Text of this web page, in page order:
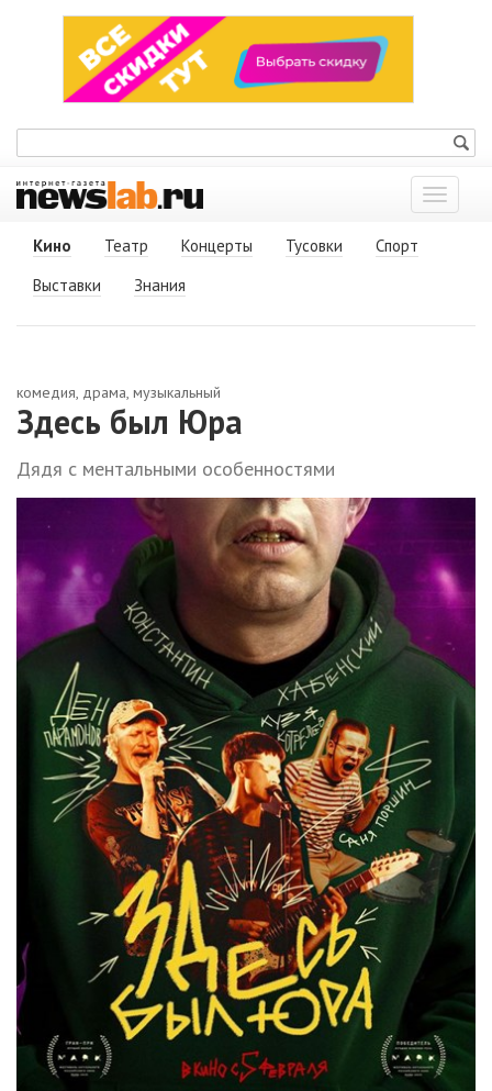
Показать
меню
Кино
Театр Концерты Тусовки
Спорт
Выставки
Знания
комедия, драма, музыкальный
Здесь был Юра
Дядя с ментальными особенностями